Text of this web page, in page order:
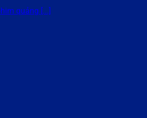
quảng [...]